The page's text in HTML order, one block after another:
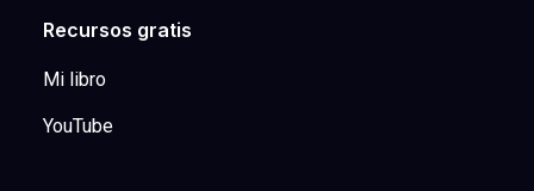
Recursos gratis
Mi libro
YouTube